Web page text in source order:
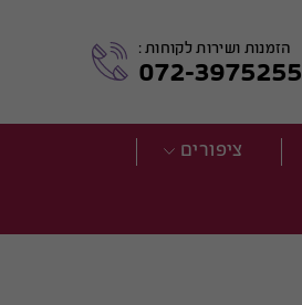
הזמנות ושירות לקוחות :
072-3975255
ציפורים